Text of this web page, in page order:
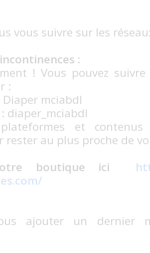
vous suivre sur les
:
! Vous pouvez
:
Diaper mciabdl
diaper_mciabdl
et
rester au plus proche de
boutique ici
ajouter un dernier